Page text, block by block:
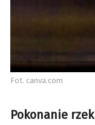
Fot. canva.com
Pokonanie